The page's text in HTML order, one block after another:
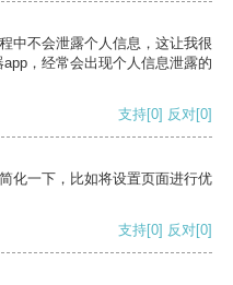
中不会泄露个人信息，这让我很
，经常会出现个人信息泄露的
支持[0] 反对[0]
化一下，比如将设置页面进行优
支持[0] 反对[0]